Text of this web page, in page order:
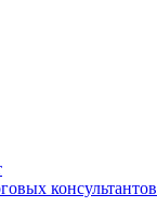
консультантов